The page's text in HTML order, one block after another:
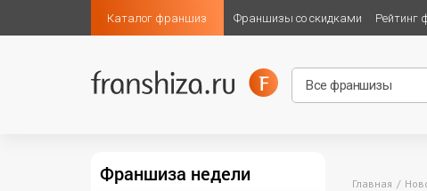
Каталог франшиз Франшизы со скидками Рейтинг
Главная
Франшиза недели